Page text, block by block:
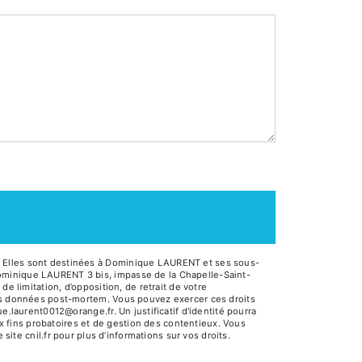
sont destinées à Dominique LAURENT et ses sous-
LAURENT 3 bis, impasse de la Chapelle-Saint-
limitation, d’opposition, de retrait de votre
données post-mortem. Vous pouvez exercer ces droits
Un justificatif d'identité pourra
fins probatoires et de gestion des contentieux. Vous
site cnil.fr pour plus d’informations sur vos droits.